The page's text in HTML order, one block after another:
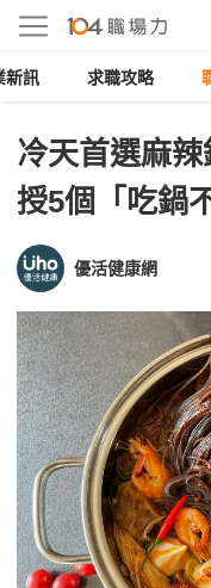
新訊 求職攻略
冷天首選麻
授5個「吃鍋
優活健康網